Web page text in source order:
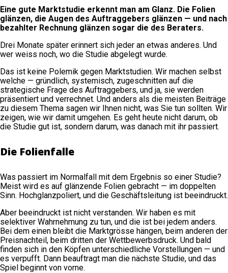
Eine gute Marktstudie erkennt man am Glanz. Die Folien
glänzen, die Augen des Auftraggebers glänzen — und nach
bezahlter Rechnung glänzen sogar die des Beraters.
Drei Monate später erinnert sich jeder an etwas anderes. Und
wer weiss noch, wo die Studie abgelegt wurde.
Das ist keine Polemik gegen Marktstudien. Wir machen selbst
welche — gründlich, systemisch, zugeschnitten auf die
strategische Frage des Auftraggebers, und ja, sie werden
präsentiert und verrechnet. Und anders als die meisten Beiträge
zu diesem Thema sagen wir Ihnen nicht, was Sie tun sollten. Wir
zeigen, wie wir damit umgehen. Es geht heute nicht darum, ob
die Studie gut ist, sondern darum, was danach mit ihr passiert.
Die Folienfalle
Was passiert im Normalfall mit dem Ergebnis so einer Studie?
Meist wird es auf glänzende Folien gebracht — im doppelten
Sinn. Hochglanzpoliert, und die Geschäftsleitung ist beeindruckt.
Aber beeindruckt ist nicht verstanden. Wir haben es mit
selektiver Wahrnehmung zu tun, und die ist bei jedem anders.
Bei dem einen bleibt die Marktgrösse hängen, beim anderen der
Preisnachteil, beim dritten der Wettbewerbsdruck. Und bald
finden sich in den Köpfen unterschiedliche Vorstellungen — und
es verpufft. Dann beauftragt man die nächste Studie, und das
Spiel beginnt von vorne.